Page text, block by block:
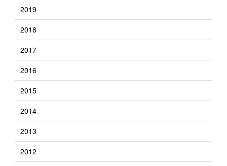
2019
2018
2017
2016
2015
2014
2013
2012